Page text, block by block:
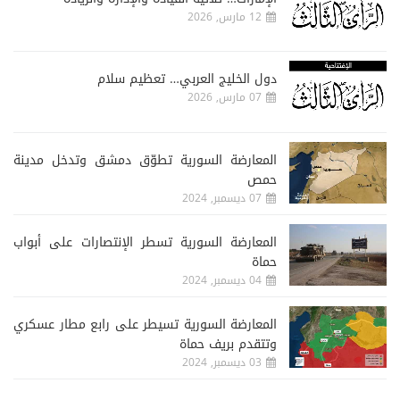
12 مارس, 2026
دول الخليج العربي… تعظيم سلام
07 مارس, 2026
المعارضة السورية تطوّق دمشق وتدخل مدينة
حمص
07 ديسمبر, 2024
المعارضة السورية تسطر الإنتصارات على أبواب
حماة
04 ديسمبر, 2024
المعارضة السورية تسيطر على رابع مطار عسكري
وتتقدم بريف حماة
03 ديسمبر, 2024